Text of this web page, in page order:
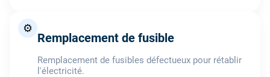
⚙️
Remplacement de fusible
Remplacement de fusibles défectueux pour rétablir
l'électricité.